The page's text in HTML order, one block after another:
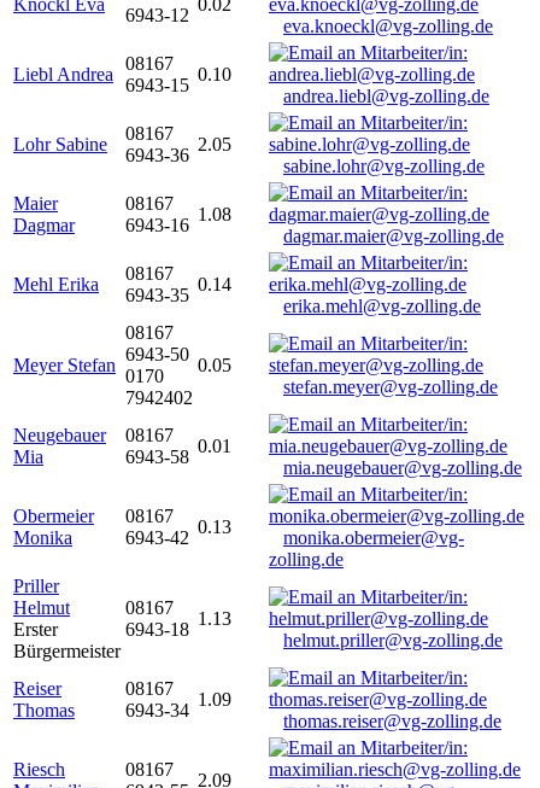
Knöckl Eva
6943-12
0.02
eva.knoeckl@vg-zolling.de
Liebl Andrea
08167
6943-15
0.10
andrea.liebl@vg-zolling.de
Lohr Sabine
08167
6943-36
2.05
sabine.lohr@vg-zolling.de
Maier
Dagmar
08167
6943-16
1.08
dagmar.maier@vg-zolling.de
Mehl Erika
08167
6943-35
0.14
erika.mehl@vg-zolling.de
Meyer Stefan
08167
6943-50
0170
7942402
0.05
stefan.meyer@vg-zolling.de
Neugebauer
Mia
08167
6943-58
0.01
mia.neugebauer@vg-zolling.de
Obermeier
Monika
08167
6943-42
0.13
monika.obermeier@vg-
zolling.de
Priller
Helmut
Erster
Bürgermeister
08167
6943-18
1.13
helmut.priller@vg-zolling.de
Reiser
Thomas
08167
6943-34
1.09
thomas.reiser@vg-zolling.de
Riesch
08167
2.09